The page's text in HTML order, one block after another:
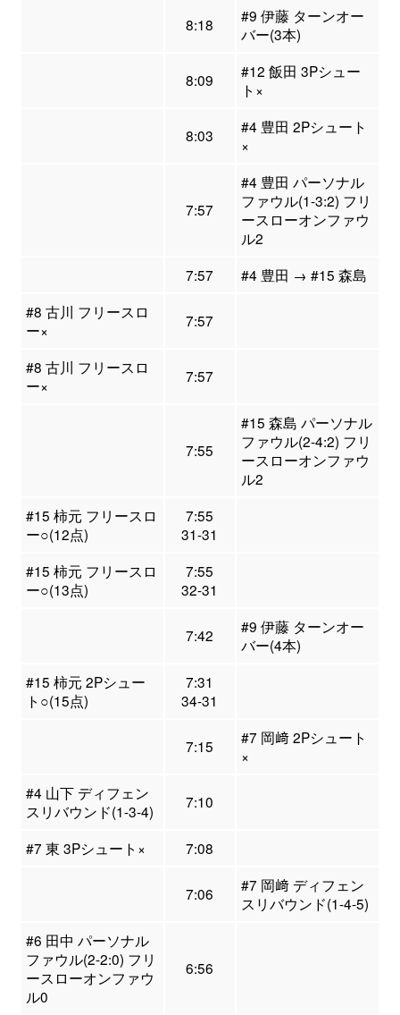
8:18
#9 伊藤 ターンオー
バー(3本)
8:09
#12 飯田 3Pシュー
ト×
8:03
#4 豊田 2Pシュート
×
7:57
#4 豊田 パーソナル
ファウル(1-3:2) フリ
ースローオンファウ
ル2
7:57
#4 豊田 → #15 森島
#8 古川 フリースロ
ー×
7:57
#8 古川 フリースロ
ー×
7:57
7:55
#15 森島 パーソナル
ファウル(2-4:2) フリ
ースローオンファウ
ル2
#15 柿元 フリースロ
ー○(12点)
7:55
31-31
#15 柿元 フリースロ
ー○(13点)
7:55
32-31
7:42
#9 伊藤 ターンオー
バー(4本)
#15 柿元 2Pシュー
ト○(15点)
7:31
34-31
7:15
#7 岡﨑 2Pシュート
×
#4 山下 ディフェン
スリバウンド(1-3-4)
7:10
#7 東 3Pシュート× 7:08
7:06
#7 岡﨑 ディフェン
スリバウンド(1-4-5)
#6 田中 パーソナル
ファウル(2-2:0) フリ
ースローオンファウ
ル0
6:56